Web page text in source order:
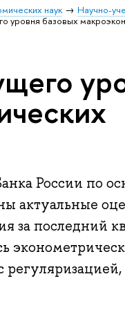
наук
Научно-
уровня базовых
России по
актуальные
за последний
регуляризацией,